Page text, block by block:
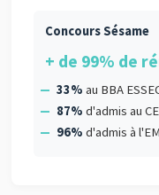
Concours Sésame
+ de 99% de
33% au BBA
87% d'admis au
96% d'admis à